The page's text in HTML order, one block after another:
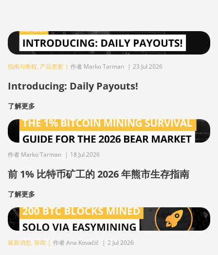
指南与教程, 产品更新 | 作者 Marko Tarman | 23 Jul 2026
Introducing: Daily Payouts!
了解更多
作者 Marko Tarman | 18 Jul 2026
前 1% 比特币矿工的 2026 年熊市生存指南
了解更多
最新消息, 新闻 | 作者 Ana Kovačič | 2 Jul 2026